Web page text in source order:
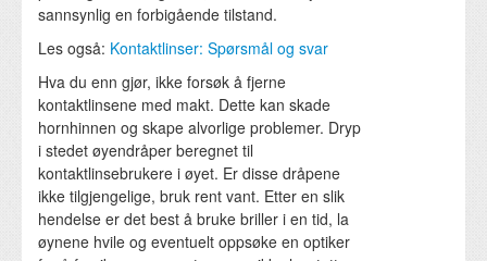
sannsynlig en forbigående tilstand.
Les også: Kontaktlinser: Spørsmål og svar
Hva du enn gjør, ikke forsøk å fjerne
kontaktlinsene med makt. Dette kan skade
hornhinnen og skape alvorlige problemer. Dryp
i stedet øyendråper beregnet til
kontaktlinsebrukere i øyet. Er disse dråpene
ikke tilgjengelige, bruk rent vant. Etter en slik
hendelse er det best å bruke briller i en tid, la
øynene hvile og eventuelt oppsøke en optiker